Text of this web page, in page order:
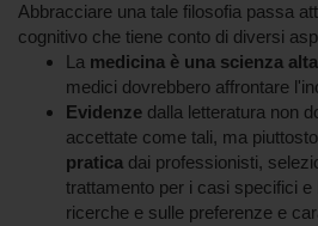
Abbracciare una tale filosofia passa
cognitivo che tiene conto di diversi
La medicina è una scienza
medici dovrebbero affrontare
Evidenze dalla letteratura non
accettate come tali, ma
pratica dai professionisti,
trattamento per i casi specifici e
ricerche e sulle preferenze e